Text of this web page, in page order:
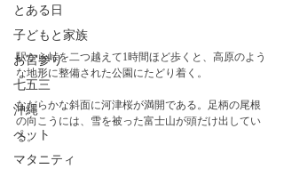
とある日
子どもと家族
お宮参り
七五三
沖縄
ペット
マタニティ
駅から峠を二つ越えて1時間ほど歩くと、高原のよう
な地形に整備された公園にたどり着く。
なだらかな斜面に河津桜が満開である。足柄の尾根
の向こうには、雪を被った富士山が頭だけ出してい
る。